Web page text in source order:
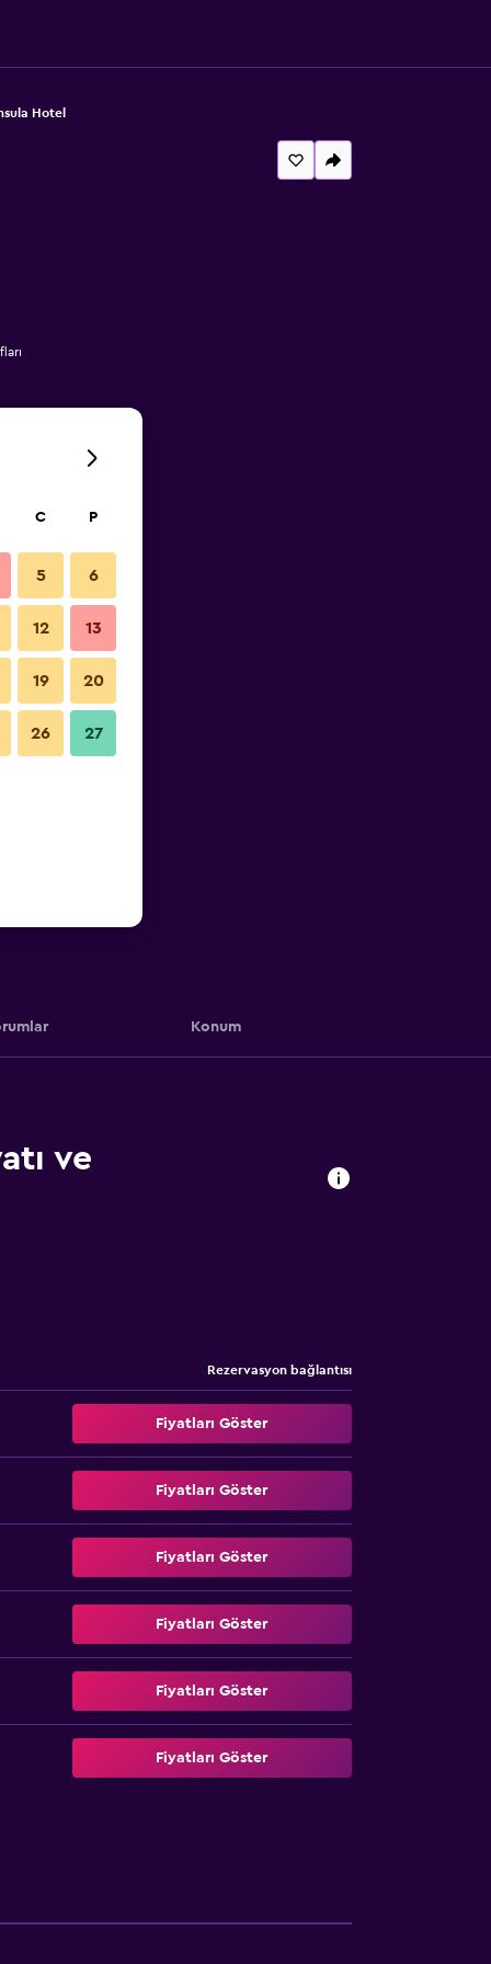
Hotel
Konum
ve
Rezervasyon bağlantısı
Fiyatları Göster
Fiyatları Göster
Fiyatları Göster
Fiyatları Göster
Fiyatları Göster
Fiyatları Göster
C P
5 6
12 13
19 20
26 27